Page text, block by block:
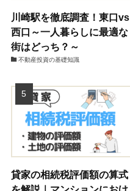
川崎駅を徹底調査！東口vs
西口～一人暮らしに最適な
街はどっち？～
不動産投資の基礎知識
貸家の相続税評価額の算式